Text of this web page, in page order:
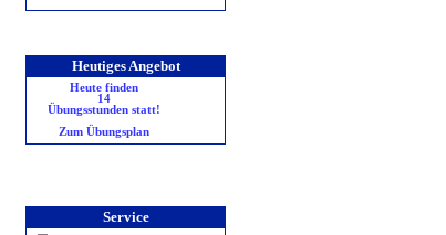
Heutiges Angebot
Heute finden
14
Übungsstunden statt!
Zum Übungsplan
Service